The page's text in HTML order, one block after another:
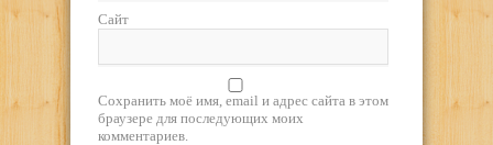
Сайт
Сохранить моё имя, email и адрес сайта в этом
браузере для последующих моих
комментариев.